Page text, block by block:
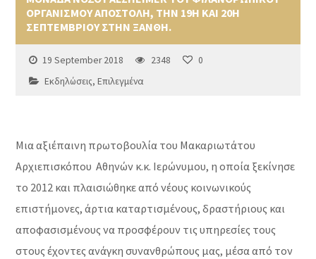
ΟΡΓΑΝΙΣΜΟΥ ΑΠΟΣΤΟΛΗ, ΤΗΝ 19Η ΚΑΙ 20Η
ΣΕΠΤΕΜΒΡΙΟΥ ΣΤΗΝ ΞΑΝΘΗ.
19 September 2018 2348
0
Εκδηλώσεις,Επιλεγμένα
Μια αξιέπαινη πρωτοβουλία του Μακαριωτάτου
Αρχιεπισκόπου Αθηνών κ.κ. Ιερώνυμου, η οποία ξεκίνησε
το 2012 και πλαισιώθηκε από νέους κοινωνικούς
επιστήμονες, άρτια καταρτισμένους, δραστήριους και
αποφασισμένους να προσφέρουν τις υπηρεσίες τους
στους έχοντες ανάγκη συνανθρώπους μας, μέσα από τον